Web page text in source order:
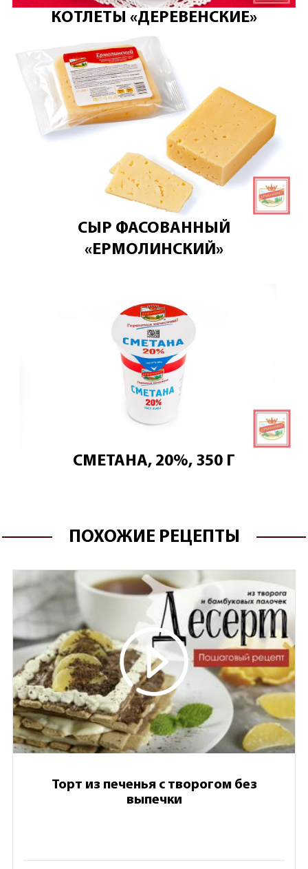
КОТЛЕТЫ «ДЕРЕВЕНСКИЕ»
СЫР ФАСОВАННЫЙ
«ЕРМОЛИНСКИЙ»
СМЕТАНА, 20%, 350 Г
ПОХОЖИЕ РЕЦЕПТЫ
Торт из печенья с творогом без
выпечки